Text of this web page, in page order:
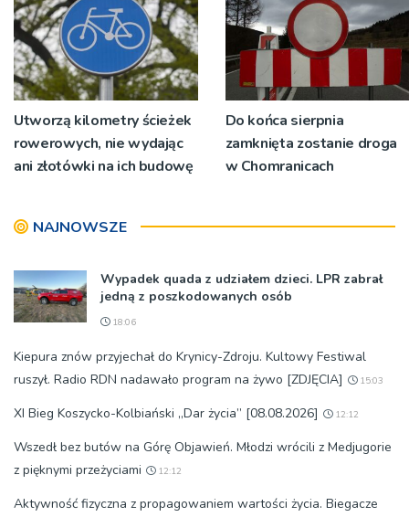
Utworzą kilometry ścieżek
rowerowych, nie wydając
ani złotówki na ich budowę
Do końca sierpnia
zamknięta zostanie droga
w Chomranicach
NAJNOWSZE
Wypadek quada z udziałem dzieci. LPR zabrał
jedną z poszkodowanych osób
18:06
Kiepura znów przyjechał do Krynicy-Zdroju. Kultowy Festiwal
ruszył. Radio RDN nadawało program na żywo [ZDJĘCIA]
15:03
XI Bieg Koszycko-Kolbiański „Dar życia” [08.08.2026] 12:12
Wszedł bez butów na Górę Objawień. Młodzi wrócili z Medjugorie
z pięknymi przeżyciami
12:12
Aktywność fizyczna z propagowaniem wartości życia. Biegacze